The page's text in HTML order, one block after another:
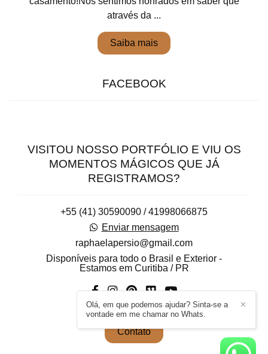
através da ...
Saiba mais
FACEBOOK
VISITOU NOSSO PORTFÓLIO E VIU OS
MOMENTOS MÁGICOS QUE JÁ
REGISTRAMOS?
+55 (41) 30590090 / 41998066875
Enviar mensagem
raphaelapersio@gmail.com
Disponíveis para todo o Brasil e Exterior -
Estamos em Curitiba / PR
Contato
✕
Olá, em que podemos ajudar? Sinta-se a
vontade em me chamar no Whats.